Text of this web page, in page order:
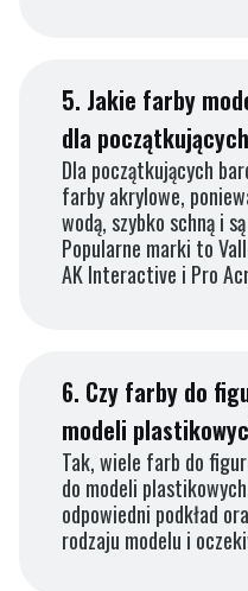
5. Jakie farby
dla
Dla początkujących
farby akrylowe,
wodą, szybko schną i
Popularne marki to
AK Interactive i Pro
6. Czy farby do
modeli
Tak, wiele farb do
do modeli
odpowiedni podkład
rodzaju modelu i